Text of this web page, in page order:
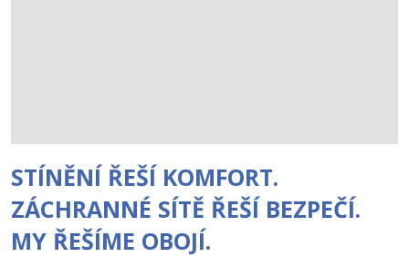
STÍNĚNÍ ŘEŠÍ KOMFORT.
ZÁCHRANNÉ SÍTĚ ŘEŠÍ BEZPEČÍ.
MY ŘEŠÍME OBOJÍ.